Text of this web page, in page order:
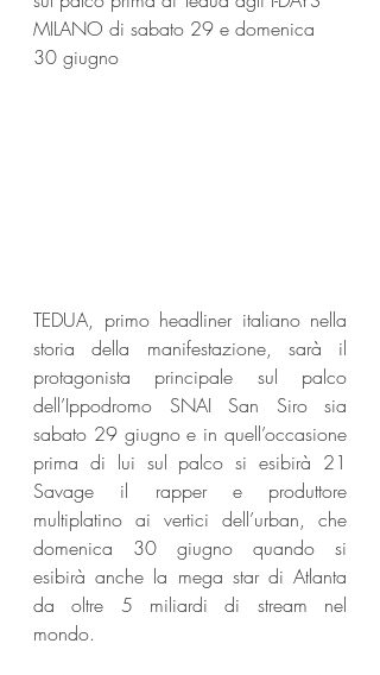
MILANO di sabato 29 e domenica
30 giugno
TEDUA, primo headliner italiano nella
storia della manifestazione, sarà il
protagonista principale sul palco
dell’Ippodromo SNAI San Siro sia
sabato 29 giugno e in quell’occasione
prima di lui sul palco si esibirà 21
Savage il rapper e produttore
multiplatino ai vertici dell’urban, che
domenica 30 giugno quando si
esibirà anche la mega star di Atlanta
da oltre 5 miliardi di stream nel
mondo.